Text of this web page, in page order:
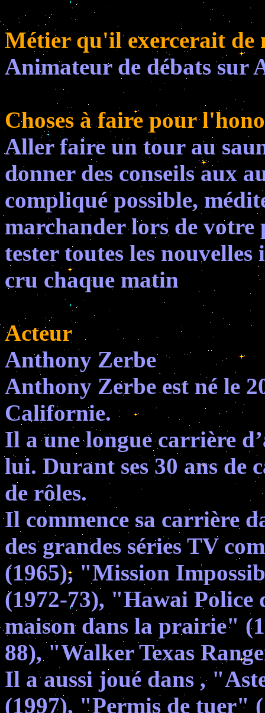
Métier qu'il exercerait de
Animateur de débats sur
Choses à faire pour
Aller faire un tour au
donner des conseils aux
compliqué possible,
marchander lors de votre
tester toutes les
cru chaque matin
Acteur
Anthony Zerbe
Anthony Zerbe est né le
Californie.
Il a une longue carrière
lui. Durant ses 30 ans de
de rôles.
Il commence sa carrière
des grandes séries TV
(1965), "Mission
(1972-73), "Hawai
maison dans la prairie"
88), "Walker Texas
Il a aussi joué dans ,
(1997), "Permis de tuer"